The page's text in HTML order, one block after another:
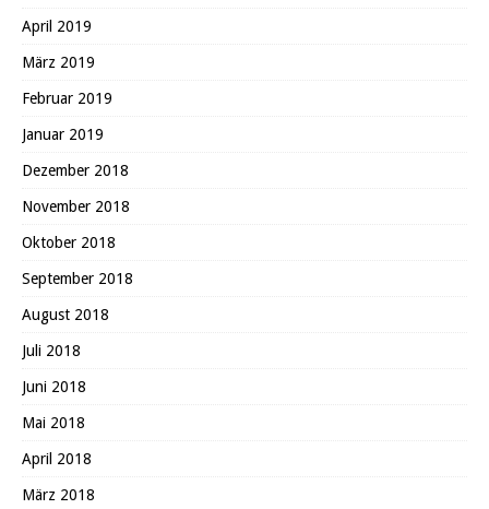
April 2019
März 2019
Februar 2019
Januar 2019
Dezember 2018
November 2018
Oktober 2018
September 2018
August 2018
Juli 2018
Juni 2018
Mai 2018
April 2018
März 2018